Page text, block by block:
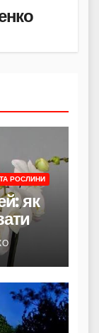
РОСЛИНИ
як